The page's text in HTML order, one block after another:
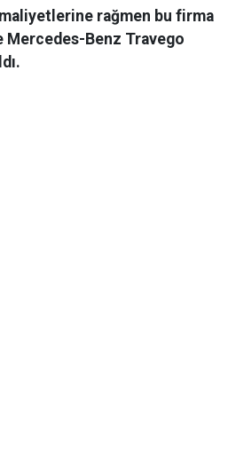
rağmen bu firma
Mercedes-Benz Travego